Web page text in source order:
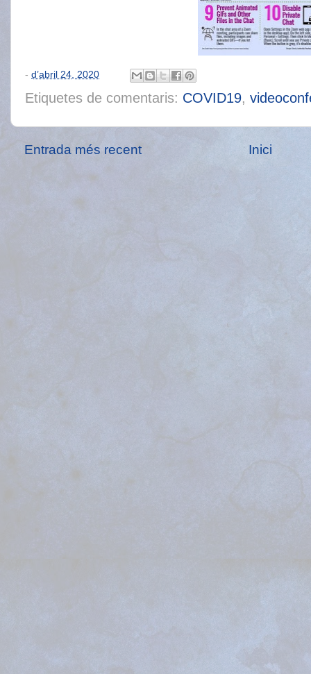
- d’abril 24, 2020
Etiquetes de comentaris: COVID19
Entrada més recent Inici